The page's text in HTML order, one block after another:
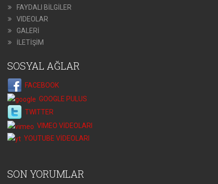
FAYDALI BİLGİLER
VIDEOLAR
GALERİ
İLETİŞİM
SOSYAL AĞLAR
FACEBOOK
GOOGLE PULUS
TWITTER
VIMEO VİDEOLARI
YOUTUBE VİDEOLARI
SON YORUMLAR